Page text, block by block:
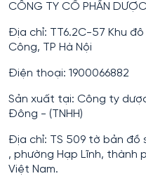
CÔNG TY CỔ PHẦN
Địa chỉ: TT6.2C-57 Khu
Công, TP Hà Nội
Điện thoại: 1900066882
Sản xuất tại: Công ty
Đông - (TNHH)
Địa chỉ: TS 509 tờ bản đồ
, phường Hạp Lĩnh, thành
Việt Nam.